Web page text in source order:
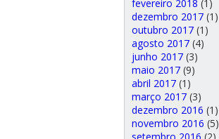
fevereiro 2018 (1)
dezembro 2017(1)
outubro 2017(1)
agosto 2017(4)
junho 2017(3)
maio 2017(9)
abril 2017(1)
março 2017(3)
dezembro 2016 (1)
novembro 2016 (5)